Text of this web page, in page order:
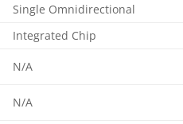
Single Omnidirectional
Integrated Chip
N/A
N/A